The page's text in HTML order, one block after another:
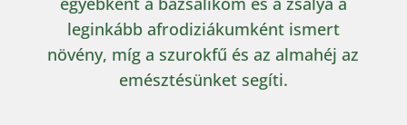
leginkább afrodiziákumként ismert
növény, míg a szurokfű és az almahéj az
emésztésünket segíti.